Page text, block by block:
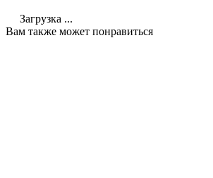
Загрузка ...
Вам также может понравиться